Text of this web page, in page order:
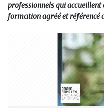
professionnels qui
formation agréé et référencé